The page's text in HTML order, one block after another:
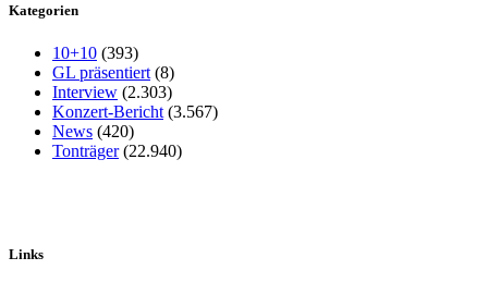
Kategorien
10+10 (393)
GL präsentiert (8)
Interview (2.303)
Konzert-Bericht (3.567)
News (420)
Tonträger(22.940)
Links